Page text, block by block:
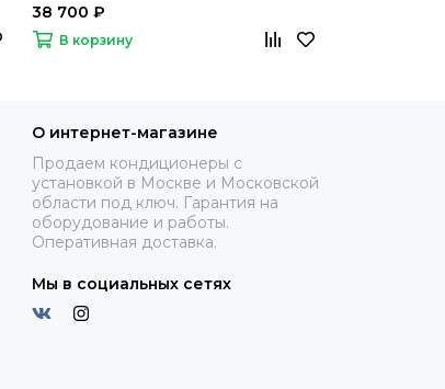
38 700 ₽
В корзину
О интернет-магазине
Продаем кондиционеры с
установкой в Москве и Московской
области под ключ. Гарантия на
оборудование и работы.
Оперативная доставка.
Мы в социальных сетях